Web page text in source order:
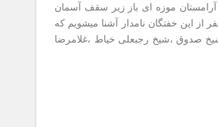
آرامستان موزه ای باز زیر سقف آسمان
. در این تور با بیش از ۲۰۰ نفر از این خفتگان نامدار آشنا میشویم که
شیخ صدوق ،شیخ رجبعلی خیاط ،غلامرضا